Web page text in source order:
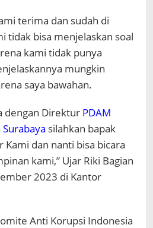
terima dan sudah di
tidak bisa menjelaskan soal
kami tidak punya
mungkin
saya bawahan.
dengan Direktur PDAM
Surabaya silahkan bapak
Kami dan nanti bisa bicara
kami,” Ujar Riki Bagian
2023 di Kantor
Anti Korupsi Indonesia